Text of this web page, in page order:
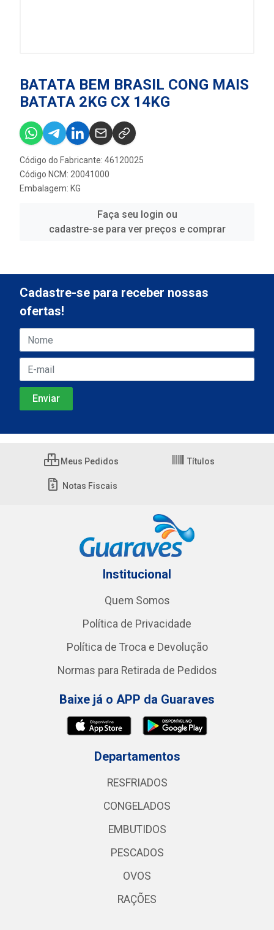
BATATA BEM BRASIL CONG MAIS
BATATA 2KG CX 14KG
Código do Fabricante: 46120025
Código NCM: 20041000
Embalagem: KG
Faça seu login ou
cadastre-se para ver preços e comprar
Cadastre-se para receber nossas
ofertas!
Meus Pedidos Títulos
Notas Fiscais
Institucional
Quem Somos
Política de Privacidade
Política de Troca e Devolução
Normas para Retirada de Pedidos
Baixe já o APP da Guaraves
Departamentos
RESFRIADOS
CONGELADOS
EMBUTIDOS
PESCADOS
OVOS
RAÇÕES